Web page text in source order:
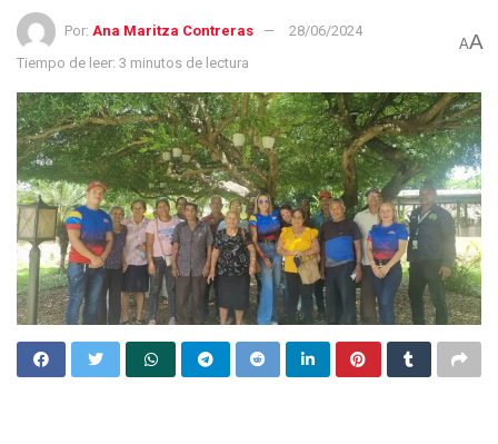
Por: Ana Maritza Contreras
28/06/2024
Tiempo de leer: 3 minutos de lectura
AA